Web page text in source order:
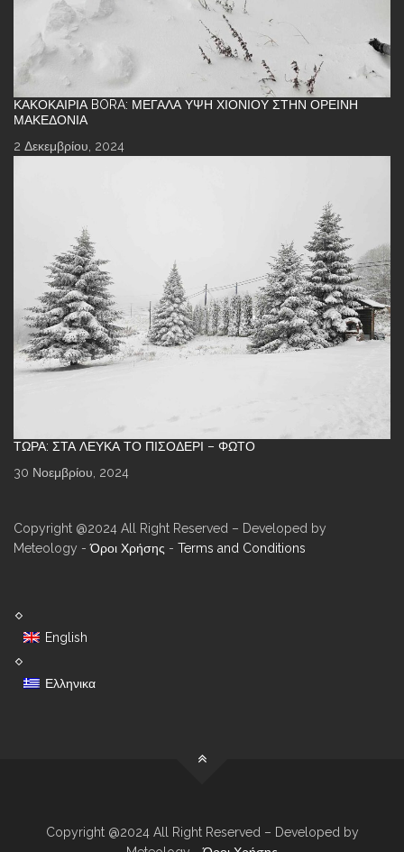
ΚΑΚΟΚΑΙΡΊΑ BORA: ΜΕΓΆΛΑ ΎΨΗ ΧΙΟΝΙΟΎ ΣΤΗΝ ΟΡΕΙΝΉ
ΜΑΚΕΔΟΝΊΑ
2 Δεκεμβρίου, 2024
ΤΏΡΑ: ΣΤΑ ΛΕΥΚΆ ΤΟ ΠΙΣΟΔΈΡΙ – ΦΩΤΌ
30 Νοεμβρίου, 2024
Copyright @2024 All Right Reserved – Developed by
Meteology -Όροι Χρήσης - Terms and Conditions
English
Ελληνικα
Copyright @2024 All Right Reserved – Developed by